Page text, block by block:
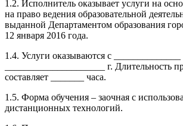
1.2. Исполнитель оказывает услуги на
на право ведения образовательной
выданной Департаментом образования
12 января 2016 года.
1.4. Услуги оказываются с ______________
_____________________ г. Длительность
составляет _______ часа.
1.5. Форма обучения – заочная с
дистанционных технологий.